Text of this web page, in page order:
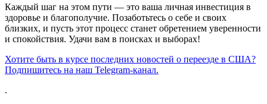
Каждый шаг на этом пути — это ваша личная инвестиция в
здоровье и благополучие. Позаботьтесь о себе и своих
близких, и пусть этот процесс станет обретением уверенности
и спокойствия. Удачи вам в поисках и выборах!
Хотите быть в курсе последних новостей о переезде в США?
Подпишитесь на наш Telegram-канал.
.